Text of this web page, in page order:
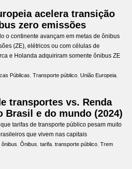
acelera transição
zero emissões
o continente avançam em metas de ônibus
(ZE), elétricos ou com células de
e Holanda adquiriram somente ônibus ZE
Públicas Transporte público União Europeia
transportes vs. Renda
Brasil e do mundo (2024)
tarifas de transporte público pesam muito
que vivem nas capitais
ônibus Ônibus tarifa transporte público Trem